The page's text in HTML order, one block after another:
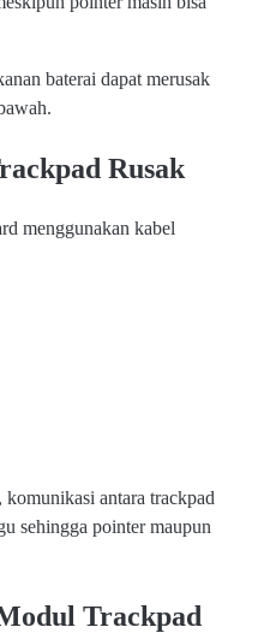
baterai dapat merusak
Rusak
menggunakan kabel
antara trackpad
sehingga pointer maupun
Trackpad